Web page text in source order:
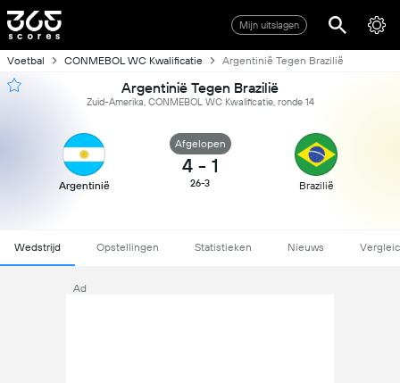
Mijn uitslagen
Voetbal CONMEBOL WC Kwalificatie Argentinië Tegen Brazilië
Argentinië Tegen Brazilië
Zuid-Amerika, CONMEBOL WC Kwalificatie, ronde 14
Argentinië
Afgelopen
4 - 1
26-3 Brazilië
Wedstrijd Opstellingen Statistieken Nieuws
Ad